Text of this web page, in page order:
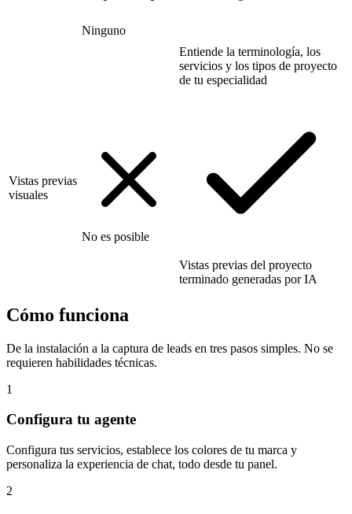
Ninguno
Entiende la terminología, los
servicios y los tipos de proyecto
de tu especialidad
Vistas previas
visuales
No es posible
Vistas previas del proyecto
terminado generadas por IA
Cómo funciona
De la instalación a la captura de leads en tres pasos simples. No se
requieren habilidades técnicas.
1
Configura tu agente
Configura tus servicios, establece los colores de tu marca y
personaliza la experiencia de chat, todo desde tu panel.
2